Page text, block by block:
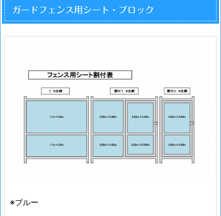
ガードフェンス用シート・ブロック
※ブルー